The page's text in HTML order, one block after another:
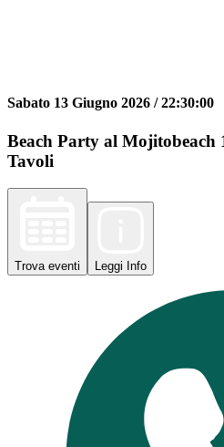
Sabato 13 Giugno 2026 /22:30:00
Beach Party al Mojitobeach
Tavoli
Trova eventi Leggi Info